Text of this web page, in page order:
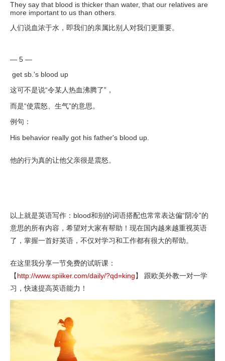
They say that blood is thicker than water, that our relatives are
more important to us than others.
人们说血浓于水，即我们的亲属比别人对我们更重要。
— 5 —
get sb.'s blood up
这可不是说“令某人热血沸腾了”，
而是“使震怒、生气”的意思。
例句：
His behavior really got his father's blood up.
他的行为真的让他父亲很是震怒。
以上就是英语写作：blood和别的词语搭配也常常表达偏“阴冷”的
意思的所有内容，希望对大家有帮助！现在国内越来越重视英语
了，掌握一首好英语，不仅对学习和工作都有很大的帮助。
在这里我分享一节免费的试听课：
【http://www.spiiker.com/daily/?qd=king】 跟欧美外教一对一学
习，快速提高英语能力！